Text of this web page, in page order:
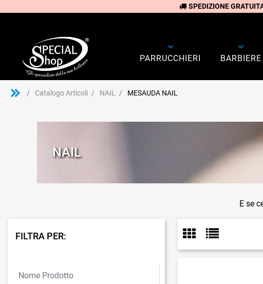
SPEDIZIONE
PARRUCCHIERI BARBIERE
Catalogo Articoli NAIL MESAUDA NAIL
NAIL
E se
FILTRA PER: